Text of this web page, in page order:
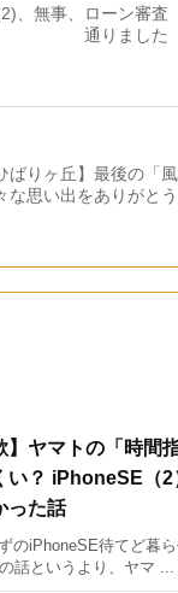
、無事、ローン審査
通りました
ばりヶ丘】最後の「
な思い出をありがとう
】ヤマトの「時間
い？ iPhoneSE（2
った話
のiPhoneSE待てど暮ら
話というより、ヤマ ...